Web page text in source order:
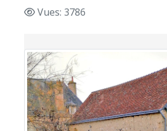
Vues: 3786